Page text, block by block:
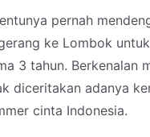
pernah
ke Lombok
3 tahun. Berkenalan
diceritakan adanya
cinta Indonesia.